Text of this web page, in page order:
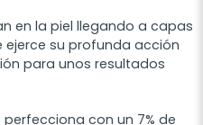
en la piel llegando a capas
su profunda acción
para unos resultados
con un 7% de